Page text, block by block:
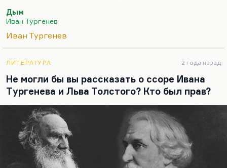
«Дым» — самый умный тургеневский роман и
самый дельный. «Рассказ отца Алексея» как такая
прочел, что Тургенев считал «Собаку» неудачей, а
ведь это гениально абсолютно. Великая повесть!
Дым
Иван Тургенев
Иван Тургенев
ЛИТЕРАТУРА 2 года назад
Не могли бы вы рассказать о ссоре Ивана
Тургенева и Льва Толстого? Кто был прав?